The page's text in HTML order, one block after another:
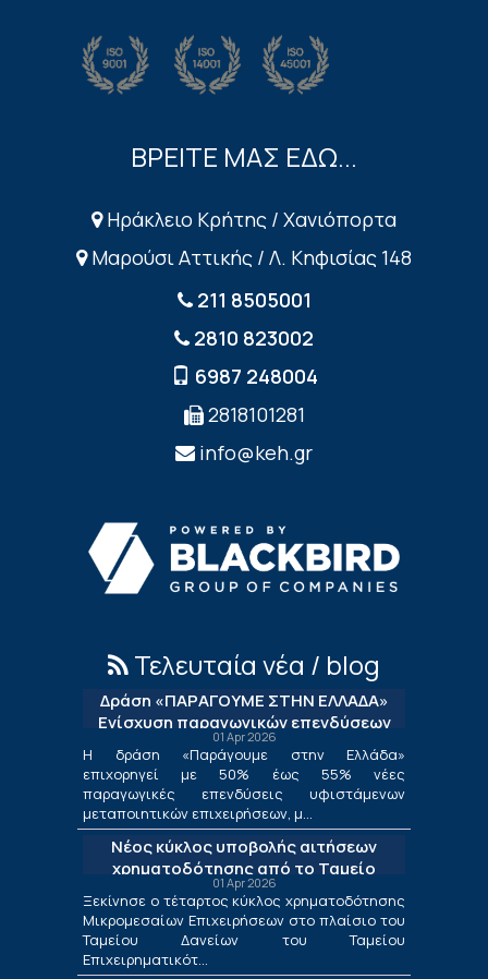
ΒΡΕΙΤΕ ΜΑΣ ΕΔΩ...
Ηράκλειο Κρήτης / Χανιόπορτα
Μαρούσι Αττικής / Λ. Κηφισίας 148
211 8505001
2810 823002
6987 248004
2818101281
info@keh.gr
Τελευταία νέα / blog
Δράση «ΠΑΡΑΓΟΥΜΕ ΣΤΗΝ ΕΛΛΑΔΑ»
Ενίσχυση παραγωγικών επενδύσεων
μεταποίησης
01 Apr 2026
Η δράση «Παράγουμε στην Ελλάδα»
επιχορηγεί με 50% έως 55% νέες
παραγωγικές επενδύσεις υφιστάμενων
μεταποιητικών επιχειρήσεων, μ...
Νέος κύκλος υποβολής αιτήσεων
χρηματοδότησης από το Ταμείο
Δανείων του ΤΕΠΙΧ ΙΙΙ
01 Apr 2026
Ξεκίνησε ο τέταρτος κύκλος χρηματοδότησης
Μικρομεσαίων Επιχειρήσεων στο πλαίσιο του
Ταμείου Δανείων του Ταμείου
Επιχειρηματικότ...